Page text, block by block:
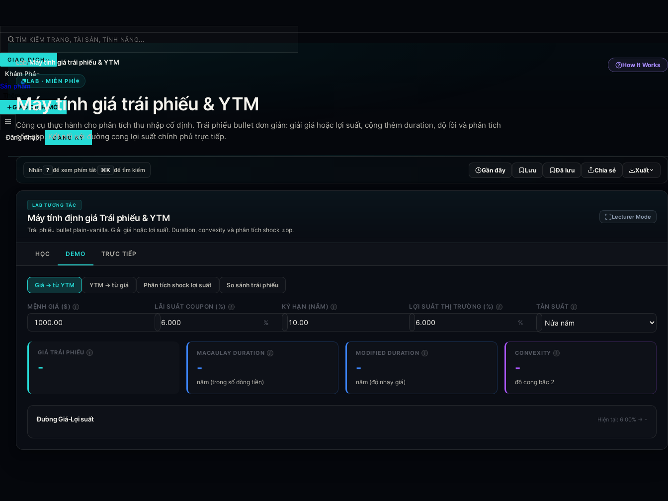
GIAO DỊCH
Khám Phá
Sản phẩm
Thêm
GIAO DỊCH MỚI
Đăng nhập ĐĂNG KÝ
Lab/Máy tính giá trái phiếu & YTM
LAB · MIỄN PHÍ Lab · Miễn phí
Máy tính giá trái phiếu & YTM
Công cụ thực hành cho phân tích thu nhập cố định. Trái phiếu bullet đơn giản: giải giá hoặc lợi suất, cộng thêm duration, độ lồi và phân tích
sốc ±bp. Kết nối với đường cong lợi suất chính phủ trực tiếp.
How It Works
Nhấn ? để xem phím tắt· ⌘K để tìm kiếm Gần đây Lưu Đã lưu Chia sẻ Xuất
LAB TƯƠNG TÁC
Máy tính định giá Trái phiếu & YTM
Trái phiếu bullet plain-vanilla. Giải giá hoặc lợi suất. Duration, convexity và phân tích shock ±bp.
Lecturer Mode
HỌC DEMO TRỰC TIẾP
Giá → từ YTM YTM → từ giá Phân tích shock lợi suất So sánh trái phiếu
MỆNH GIÁ ($) i LÃI SUẤT COUPON (%) i
%
KỲ HẠN (NĂM) i LỢI SUẤT THỊ TRƯỜNG (%) i
%
TẦN SUẤT i
GIÁ TRÁI PHIẾU i
-
MACAULAY DURATION i
-
năm (trọng số dòng tiền)
MODIFIED DURATION i
-
năm (độ nhạy giá)
CONVEXITY i
-
độ cong bậc 2
Đường Giá-Lợi suất Hiện tại: 6.00% → -